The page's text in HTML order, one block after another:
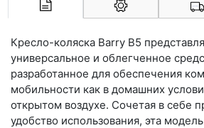
Кресло-коляска Barry B5
универсальное и облегченное
разработанное для обеспечения
мобильности как в домашних
открытом воздухе. Сочетая в себе
удобство использования, эта